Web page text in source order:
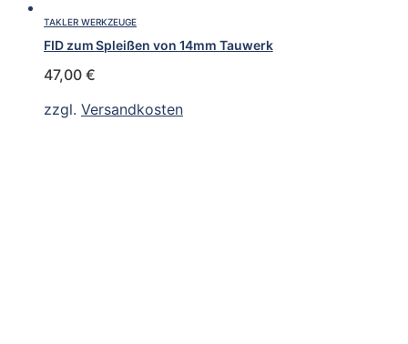
TAKLER WERKZEUGE
FID zum Spleißen von 14mm Tauwerk
47,00 €
zzgl. Versandkosten